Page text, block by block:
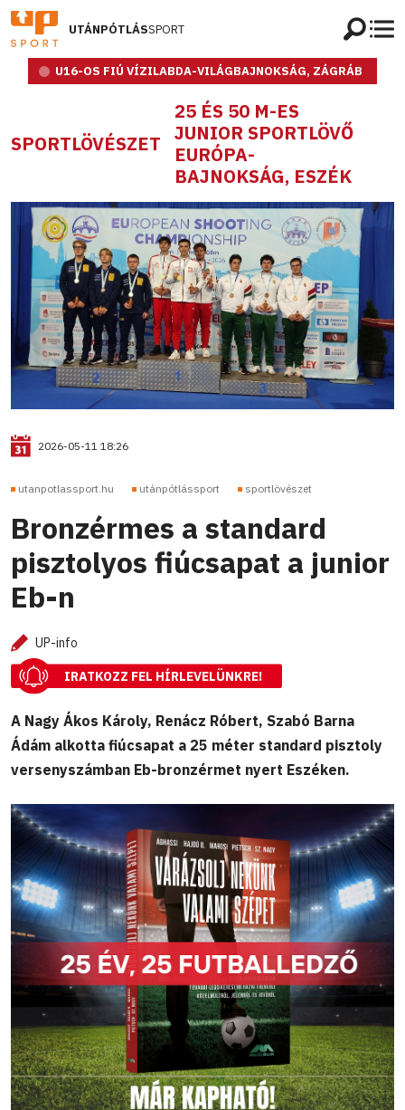
UTÁNPÓTLÁSSPORT
U16-OS FIÚ VÍZILABDA-VILÁGBAJNOKSÁG, ZÁGRÁB
SPORTLÖVÉSZET
25 ÉS 50 M-ES
JUNIOR SPORTLÖVŐ
EURÓPA-
BAJNOKSÁG, ESZÉK
2026-05-11 18:26
utanpotlassport.hu utánpótlássport sportlövészet
Bronzérmes a standard
pisztolyos fiúcsapat a junior
Eb-n
UP-info
IRATKOZZ FEL HÍRLEVELÜNKRE!
A Nagy Ákos Károly, Renácz Róbert, Szabó Barna
Ádám alkotta fiúcsapat a 25 méter standard pisztoly
versenyszámban Eb-bronzérmet nyert Eszéken.